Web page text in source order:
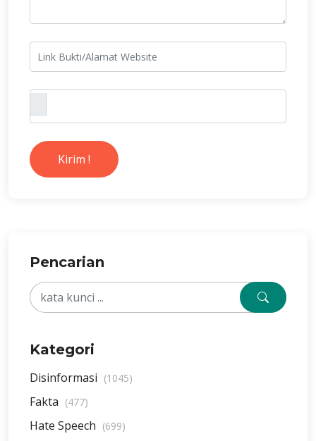
Kirim !
Pencarian
Kategori
Disinformasi (1045)
Fakta (477)
Hate Speech (699)